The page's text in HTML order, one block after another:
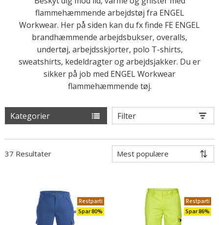
flammehæmmende arbejdstøj fra ENGEL
Workwear. Her på siden kan du fx finde FE ENGEL
brandhæmmende arbejdsbukser, overalls,
undertøj, arbejdsskjorter, polo T-shirts,
sweatshirts, kedeldragter og arbejdsjakker. Du er
sikker på job med ENGEL Workwear
flammehæmmende tøj.
Kategorier Filter
37 Resultater
Restparti
Spar 80%
Restparti
Spar 86%